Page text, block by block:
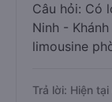
Câu hỏi: Có
Ninh -
limousine
Trả lời: Hiện